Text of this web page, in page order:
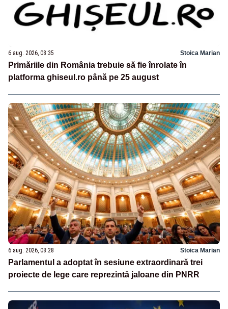
6 aug. 2026, 08:35 Stoica Marian
Primăriile din România trebuie să fie înrolate în
platforma ghiseul.ro până pe 25 august
6 aug. 2026, 08:28 Stoica Marian
Parlamentul a adoptat în sesiune extraordinară trei
proiecte de lege care reprezintă jaloane din PNRR